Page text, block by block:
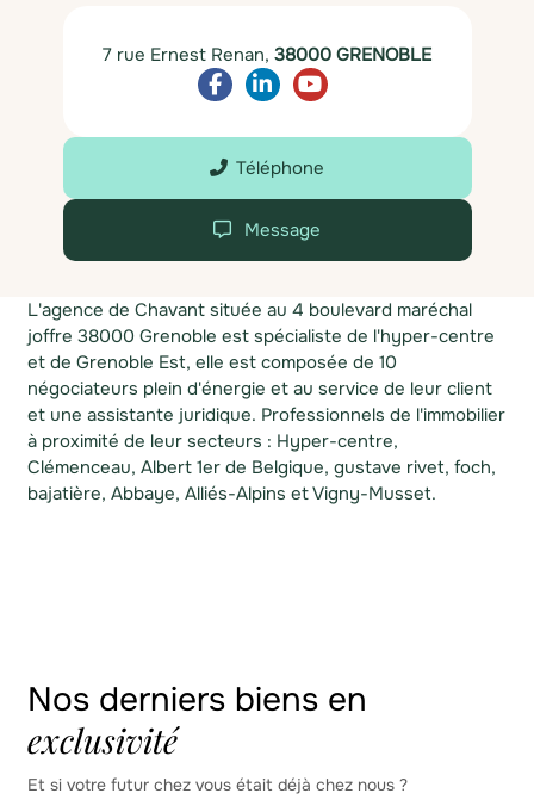
7 rue Ernest Renan, 38000 GRENOBLE
Téléphone
Message
L'agence de Chavant située au 4 boulevard maréchal
joffre 38000 Grenoble est spécialiste de l'hyper-centre
et de Grenoble Est, elle est composée de 10
négociateurs plein d'énergie et au service de leur client
et une assistante juridique. Professionnels de l'immobilier
à proximité de leur secteurs : Hyper-centre,
Clémenceau, Albert 1er de Belgique, gustave rivet, foch,
bajatière, Abbaye, Alliés-Alpins et Vigny-Musset.
Nos derniers biens en
exclusivité
Et si votre futur chez vous était déjà chez nous ?